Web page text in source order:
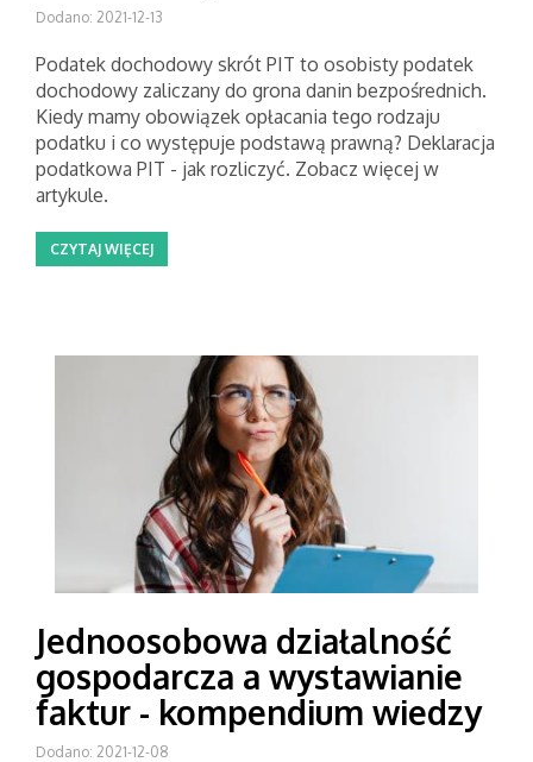
Dodano: 2021-12-13
Podatek dochodowy skrót PIT to osobisty podatek
dochodowy zaliczany do grona danin bezpośrednich.
Kiedy mamy obowiązek opłacania tego rodzaju
podatku i co występuje podstawą prawną? Deklaracja
podatkowa PIT - jak rozliczyć. Zobacz więcej w
artykule.
CZYTAJ WIĘCEJ
Jednoosobowa działalność
gospodarcza a wystawianie
faktur - kompendium wiedzy
Dodano: 2021-12-08